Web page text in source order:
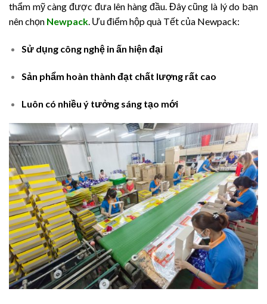
thẩm mỹ càng được đưa lên hàng đầu. Đây cũng là lý do bạn
nên chọn Newpack. Ưu điểm hộp quà Tết của Newpack:
Sử dụng công nghệ in ấn hiện đại
Sản phẩm hoàn thành đạt chất lượng rất cao
Luôn có nhiều ý tưởng sáng tạo mới